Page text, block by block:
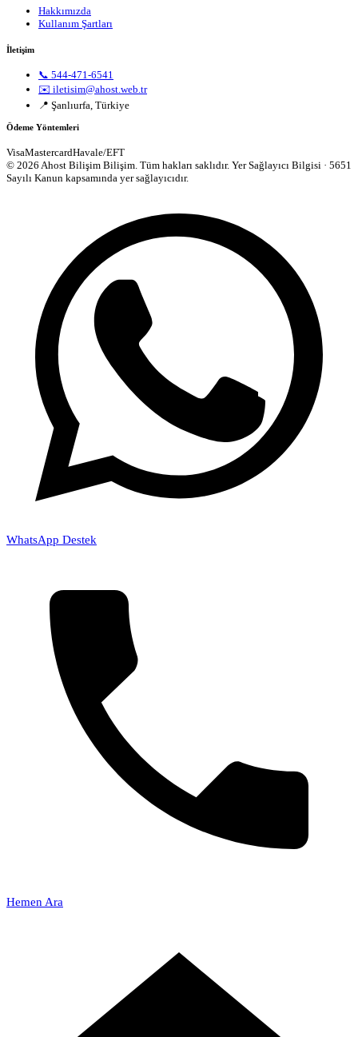
Hakkımızda
Kullanım Şartları
İletişim
📞 544-471-6541
✉️ iletisim@ahost.web.tr
📍 Şanlıurfa, Türkiye
Ödeme Yöntemleri
VisaMastercardHavale/EFT
© 2026 Ahost Bilişim Bilişim. Tüm hakları saklıdır. Yer Sağlayıcı Bilgisi · 5651
Sayılı Kanun kapsamında yer sağlayıcıdır.
WhatsApp Destek
Hemen Ara